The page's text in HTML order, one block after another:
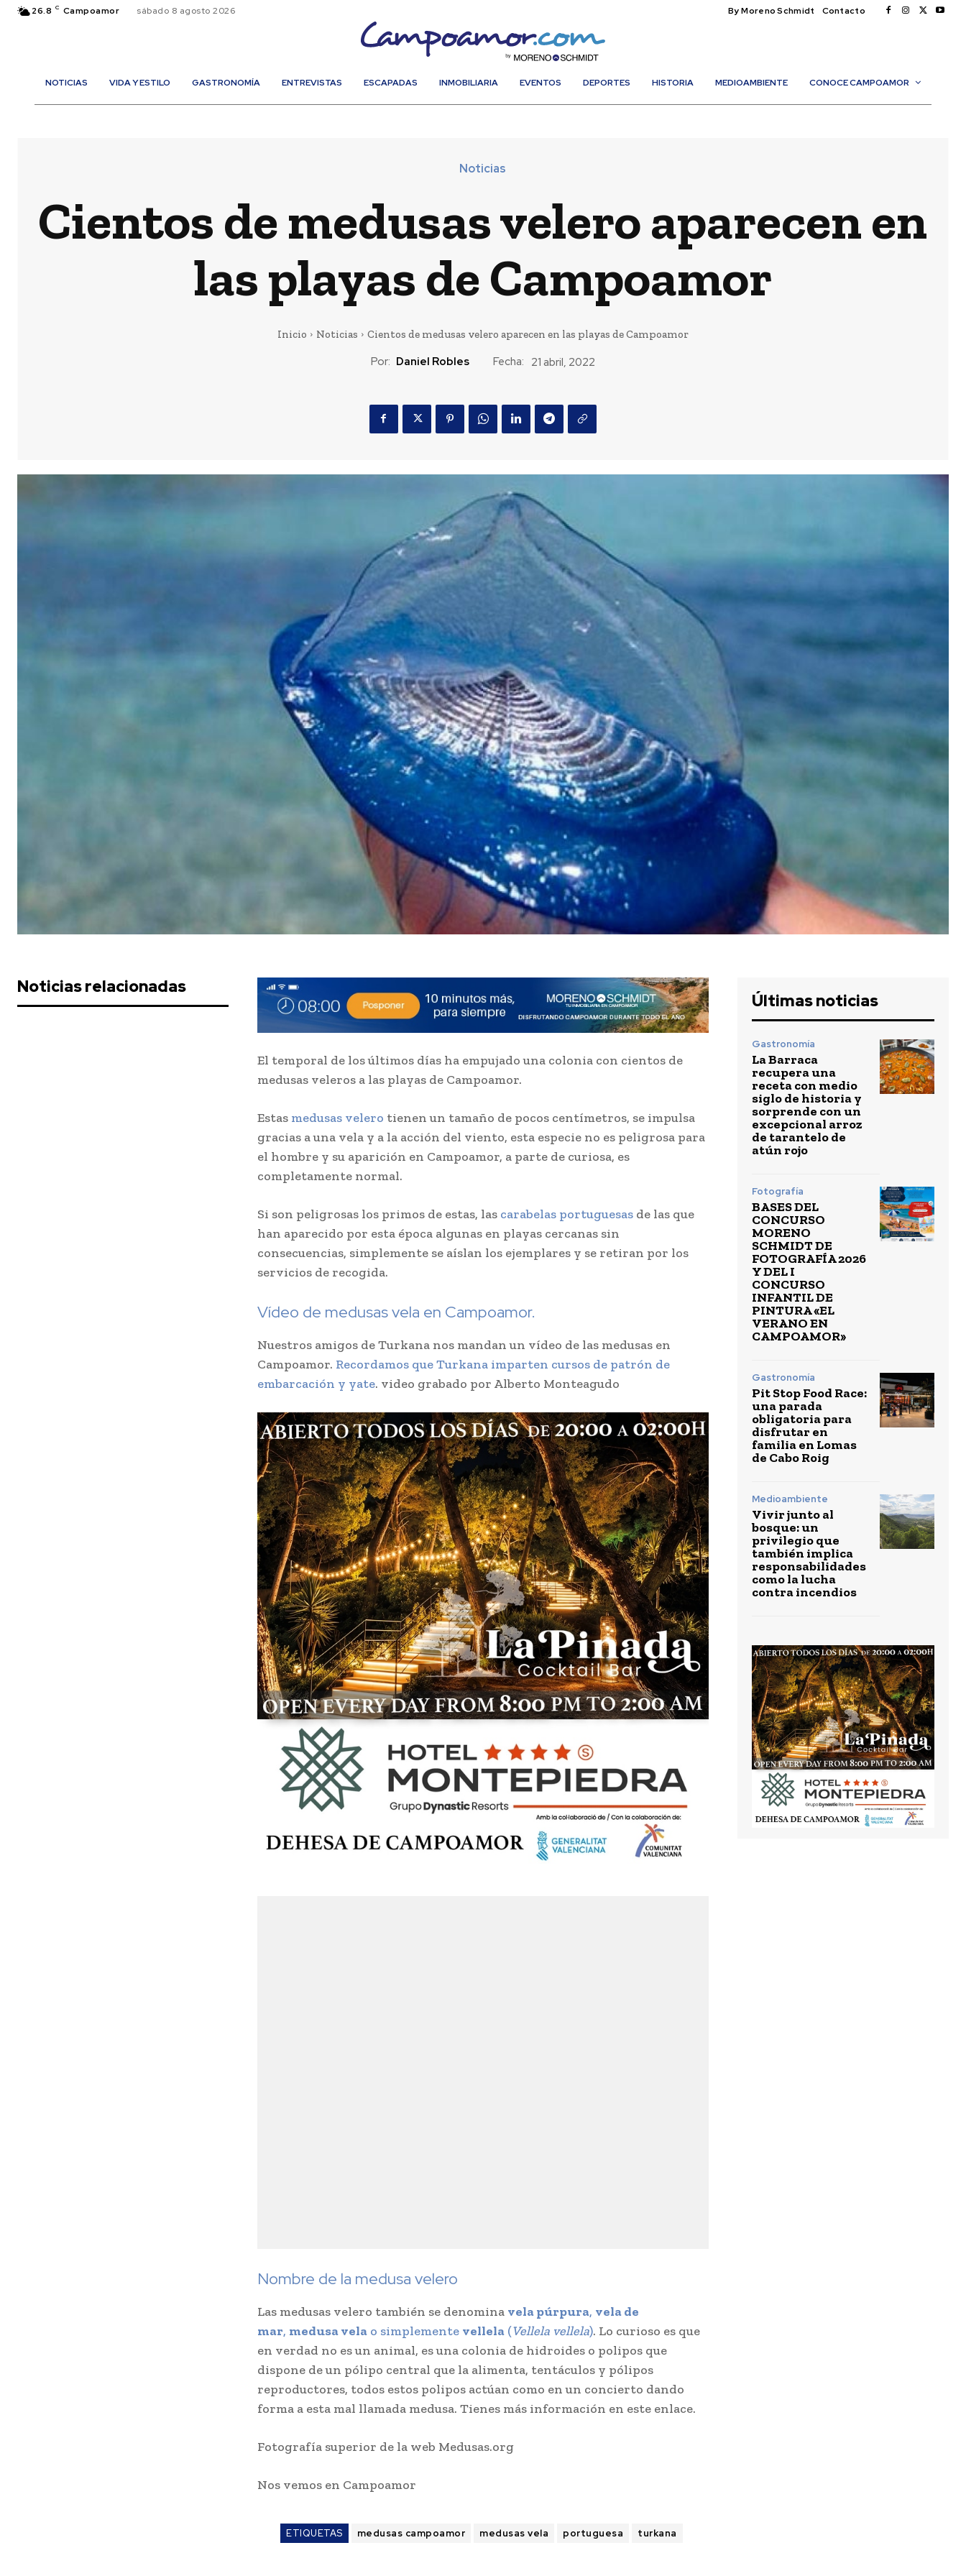
26.8 C Campoamor sábado 8 agosto 2026 By Moreno Schmidt Contacto
NOTICIAS VIDA Y ESTILO GASTRONOMÍA ENTREVISTAS ESCAPADAS INMOBILIARIA EVENTOS DEPORTES HISTORIA MEDIOAMBIENTE CONOCE CAMPOAMOR
Noticias
Cientos de medusas velero aparecen en
las playas de Campoamor
Inicio Noticias Cientos de medusas velero aparecen en las playas de Campoamor
Por: Daniel Robles Fecha: 21 abril, 2022
Noticias relacionadas
El temporal de los últimos días ha empujado una colonia con cientos de
medusas veleros a las playas de Campoamor.
Estas medusas velero tienen un tamaño de pocos centímetros, se impulsa
gracias a una vela y a la acción del viento, esta especie no es peligrosa para
el hombre y su aparición en Campoamor, a parte de curiosa, es
completamente normal.
Si son peligrosas los primos de estas, las carabelas portuguesas de las que
han aparecido por esta época algunas en playas cercanas sin
consecuencias, simplemente se aíslan los ejemplares y se retiran por los
servicios de recogida.
Vídeo de medusas vela en Campoamor.
Nuestros amigos de Turkana nos mandan un vídeo de las medusas en
Campoamor. Recordamos que Turkana imparten cursos de patrón de
embarcación y yate. video grabado por Alberto Monteagudo
Nombre de la medusa velero
Las medusas velero también se denomina vela púrpura, vela de
mar, medusa vela o simplemente vellela (Vellela vellela). Lo curioso es que
en verdad no es un animal, es una colonia de hidroides o polipos que
dispone de un pólipo central que la alimenta, tentáculos y pólipos
reproductores, todos estos polipos actúan como en un concierto dando
forma a esta mal llamada medusa. Tienes más información en este enlace.
Fotografía superior de la web Medusas.org
Nos vemos en Campoamor
ETIQUETAS medusas campoamor medusas vela portuguesa turkana
Últimas noticias
Gastronomía
La Barraca
recupera una
receta con medio
siglo de historia y
sorprende con un
excepcional arroz
de tarantelo de
atún rojo
Fotografía
BASES DEL
CONCURSO
MORENO
SCHMIDT DE
FOTOGRAFÍA 2026
Y DEL I
CONCURSO
INFANTIL DE
PINTURA «EL
VERANO EN
CAMPOAMOR»
Gastronomía
Pit Stop Food Race:
una parada
obligatoria para
disfrutar en
familia en Lomas
de Cabo Roig
Medioambiente
Vivir junto al
bosque: un
privilegio que
también implica
responsabilidades
como la lucha
contra incendios